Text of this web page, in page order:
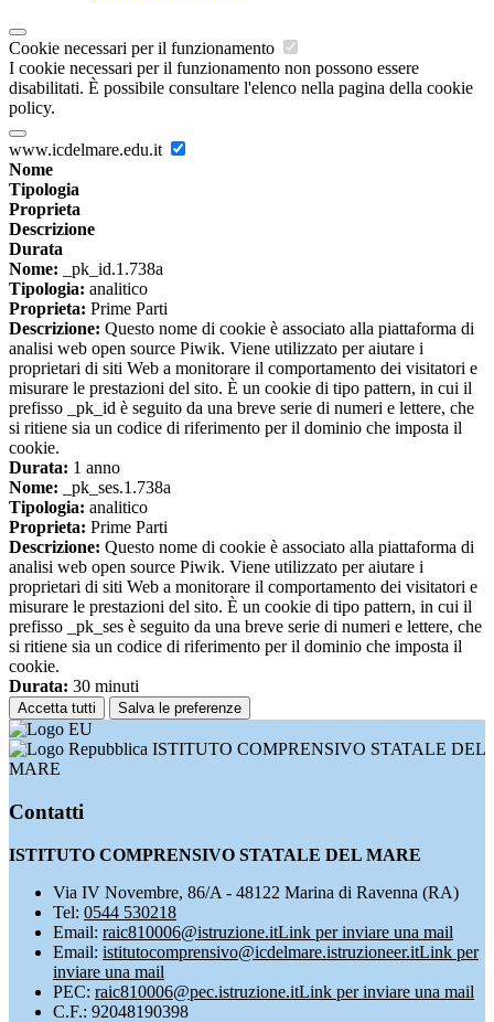
Cookie necessari per il funzionamento
I cookie necessari per il funzionamento non possono essere
disabilitati. È possibile consultare l'elenco nella pagina della cookie
policy.
www.icdelmare.edu.it
Nome
Tipologia
Proprieta
Descrizione
Durata
Nome: _pk_id.1.738a
Tipologia: analitico
Proprieta: Prime Parti
Descrizione: Questo nome di cookie è associato alla piattaforma di
analisi web open source Piwik. Viene utilizzato per aiutare i
proprietari di siti Web a monitorare il comportamento dei visitatori e
misurare le prestazioni del sito. È un cookie di tipo pattern, in cui il
prefisso _pk_id è seguito da una breve serie di numeri e lettere, che
si ritiene sia un codice di riferimento per il dominio che imposta il
cookie.
Durata: 1 anno
Nome: _pk_ses.1.738a
Tipologia: analitico
Proprieta: Prime Parti
Descrizione: Questo nome di cookie è associato alla piattaforma di
analisi web open source Piwik. Viene utilizzato per aiutare i
proprietari di siti Web a monitorare il comportamento dei visitatori e
misurare le prestazioni del sito. È un cookie di tipo pattern, in cui il
prefisso _pk_ses è seguito da una breve serie di numeri e lettere, che
si ritiene sia un codice di riferimento per il dominio che imposta il
cookie.
Durata: 30 minuti
Accetta tutti Salva le preferenze
ISTITUTO COMPRENSIVO STATALE DEL
MARE
Contatti
ISTITUTO COMPRENSIVO STATALE DEL MARE
Via IV Novembre, 86/A - 48122 Marina di Ravenna (RA)
Tel: 0544 530218
Email: raic810006@istruzione.itLink per inviare una mail
Email: istitutocomprensivo@icdelmare.istruzioneer.itLink per
inviare una mail
PEC: raic810006@pec.istruzione.itLink per inviare una mail
C.F.: 92048190398